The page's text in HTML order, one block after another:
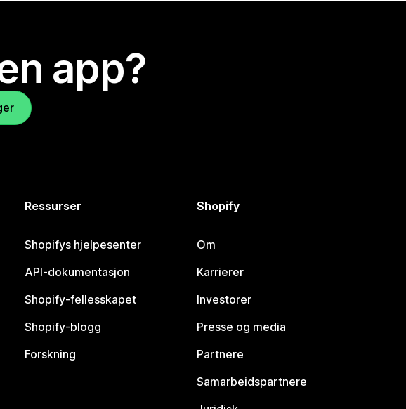
app?
Ressurser
Shopifys hjelpesenter
API-dokumentasjon
Shopify-fellesskapet
Shopify-blogg
Forskning
Shopify
Om
Karrierer
Investorer
Presse og media
Partnere
Samarbeidspartnere